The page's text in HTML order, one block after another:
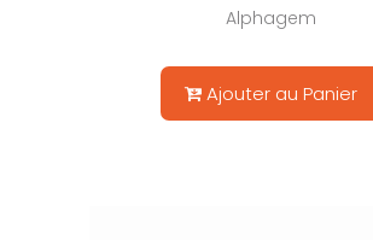
Alphagem
Ajouter au Panier